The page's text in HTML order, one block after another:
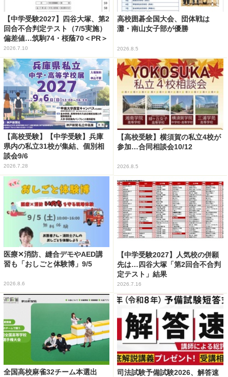
【中学受験2027】四谷大塚、第2
回合不合判定テスト（7/5実施）
偏差値…筑駒74・桜蔭70＜PR＞
2026.7.10
高校囲碁全国大会、団体戦は
灘・南山女子部が優勝
2026.8.5
【高校受験】【中学受験】兵庫
県内の私立31校が集結、個別相
談会9/6
2026.7.28
【高校受験】横須賀の私立4校が
参加…合同相談会10/12
2026.8.5
医療✕消防、縫合デモやAED講
習も「おしごと体験博」9/5
2026.8.6
【中学受験2027】人気校の併願
先は…四谷大塚「第2回合不合判
定テスト」結果
2026.7.16
全国高校麻雀32チーム本選出
司法試験予備試験2026、解答速